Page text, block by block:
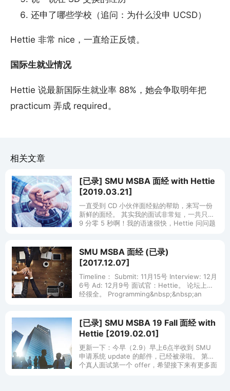
还申了哪些学校（追问：为什么没申 UCSD）
Hettie 非常 nice，一直给正反馈。
国际生就业情况
Hettie 说最新国际生就业率 88%，她会争取明年把
practicum 弄成 required。
相关文章
[已录] SMU MSBA 面经 with Hettie
[2019.03.21]
一直受到 CD 小伙伴面经贴的帮助，来写一份
新鲜的面经。 其实我的面试非常短，一共只有
9 分零 5 秒啊！我的语速很快，Hettie 问问题
SMU MSBA 面经 (已录)
[2017.12.07]
Timeline： Submit: 11月15号 Interview: 12月
6号 Ad: 12月9号 面试官：Hettie。 论坛上面
经很全。 Programming&nbsp;&nbsp;an
[已录] SMU MSBA 19 Fall 面经 with
Hettie [2019.02.01]
更新一下：今早（2.9）早上6点半收到 SMU
申请系统 update 的邮件，已经被录啦。 第一
个真人面试第一个 offer，希望接下来有更多面